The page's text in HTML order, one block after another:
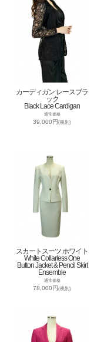
カーディガン レースブラ
ック
Black Lace Cardigan
通常価格
39,000円(税別)
スカートスーツ ホワイト
White Collarless One
Button Jacket & Pencil Skirt
Ensemble
通常価格
78,000円(税別)